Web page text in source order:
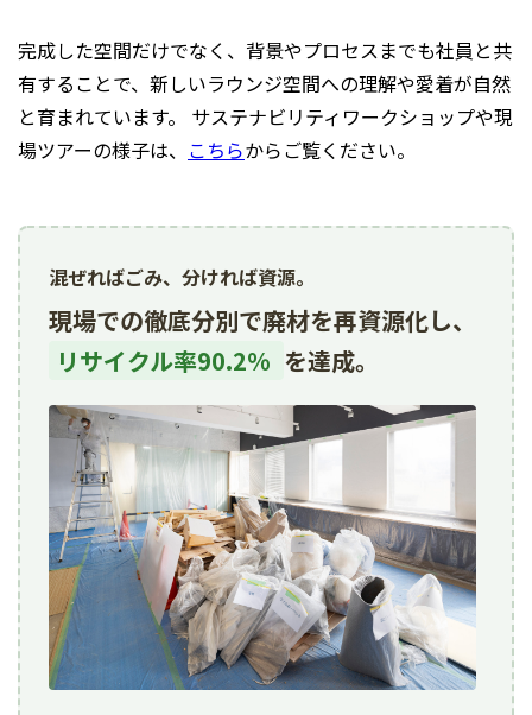
完成した空間だけでなく、背景やプロセスまでも社員と共
有することで、新しいラウンジ空間への理解や愛着が自然
と育まれています。 サステナビリティワークショップや現
場ツアーの様子は、 こちらからご覧ください。
混ぜればごみ、分ければ資源。
現場での徹底分別で廃材を再資源化し、
リサイクル率90.2% を達成。